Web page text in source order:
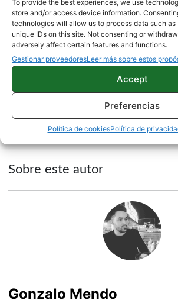
To provide the best experiences, we use
store and/or access device information.
technologies will allow us to process data such
unique IDs on this site. Not consenting or
adversely affect certain features and functions.
Gestionar proveedoresLeer más sobre estos
Accept
Preferencias
Política de cookiesPolítica de
de «Modo avión» o «Modo No
incide directamente en la
dispositivos.
Android Police
Sobre este autor
Gonzalo Mendo